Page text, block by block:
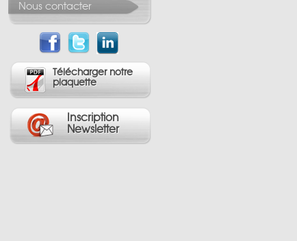
Nous contacter
Télécharger notre
plaquette
Inscription
Newsletter